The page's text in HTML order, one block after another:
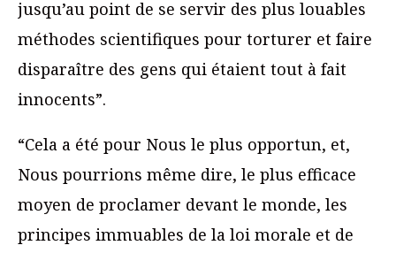
jusqu’au point de se servir des plus louables
méthodes scientifiques pour torturer et faire
disparaître des gens qui étaient tout à fait
innocents”.
“Cela a été pour Nous le plus opportun, et,
Nous pourrions même dire, le plus efficace
moyen de proclamer devant le monde, les
principes immuables de la loi morale et de